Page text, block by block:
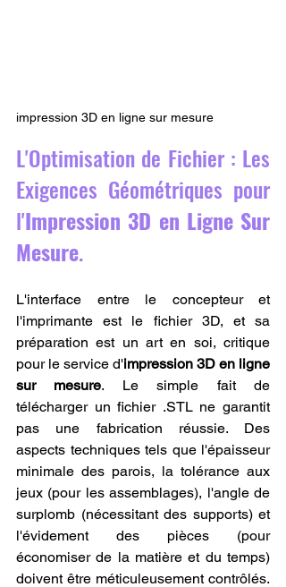
impression 3D en ligne sur mesure
L'Optimisation de Fichier : Les
Exigences Géométriques pour
l'Impression 3D en Ligne Sur
Mesure.
L'interface entre le concepteur et
l'imprimante est le fichier 3D, et sa
préparation est un art en soi, critique
pour le service d'impression 3D en ligne
sur mesure. Le simple fait de
télécharger un fichier .STL ne garantit
pas une fabrication réussie. Des
aspects techniques tels que l'épaisseur
minimale des parois, la tolérance aux
jeux (pour les assemblages), l'angle de
surplomb (nécessitant des supports) et
l'évidement des pièces (pour
économiser de la matière et du temps)
doivent être méticuleusement contrôlés.